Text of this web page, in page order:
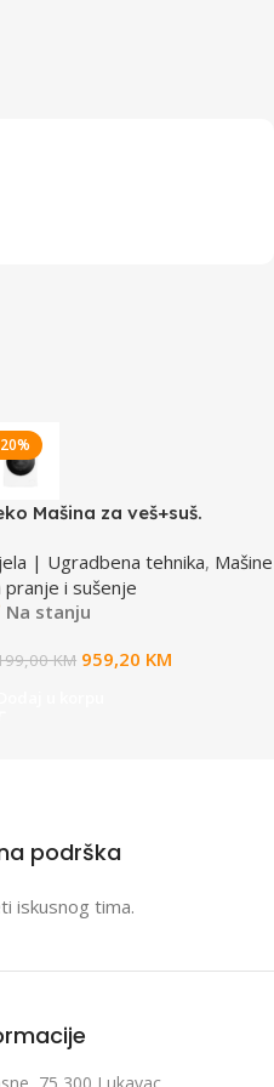
Mašina za veš+suš.
| Ugradbena tehnika, Mašine
pranje i sušenje
Na stanju
KM 959,20 KM
podrška
iskusnog tima.